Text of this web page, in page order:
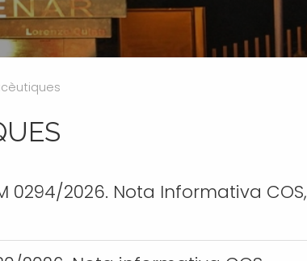
0294/2026. Nota Informativa COS,